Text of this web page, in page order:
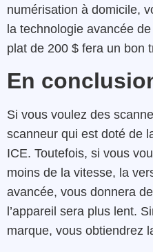
numérisation à domicile,
la technologie avancée
plat de 200 $ fera un bon
En
Si vous voulez des
scanneur qui est doté de
ICE. Toutefois, si vous
moins de la vitesse, la
avancée, vous donnera
l’appareil sera plus lent.
marque, vous obtiendrez